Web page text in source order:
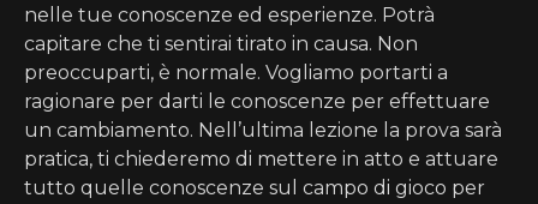
nelle tue conoscenze ed esperienze. Potrà
capitare che ti sentirai tirato in causa. Non
preoccuparti, è normale. Vogliamo portarti a
ragionare per darti le conoscenze per effettuare
un cambiamento. Nell’ultima lezione la prova sarà
pratica, ti chiederemo di mettere in atto e attuare
tutto quelle conoscenze sul campo di gioco per